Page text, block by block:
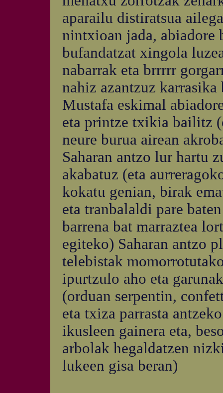
aparailu distiratsua
nintxioan jada, abiadore
bufandatzat xingola
nabarrak eta brrrrr
nahiz azantzuz
Mustafa eskimal
eta printze txikia bailitz
neure burua airean
Saharan antzo lur hartu
akabatuz (eta
kokatu genian, birak
eta tranbalaldi pare
barrena bat marraztea
egiteko) Saharan antzo
telebistak
ipurtzulo aho eta
(orduan serpentin,
eta txiza parrasta
ikusleen gainera eta,
arbolak hegaldatzen
lukeen gisa beran)